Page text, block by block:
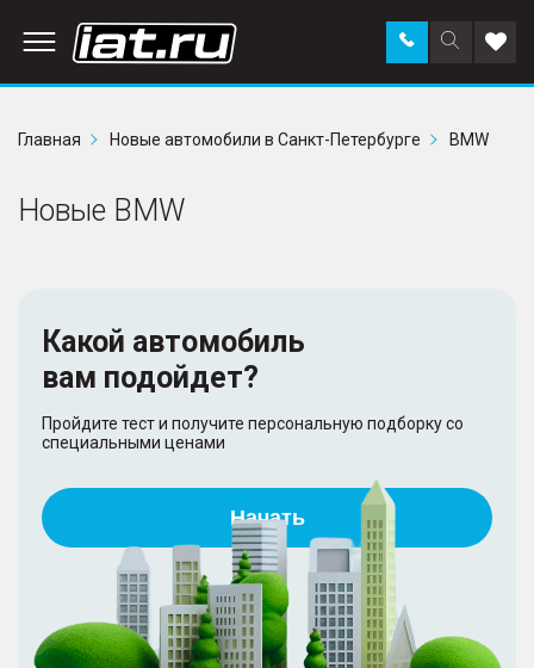
Поиск
по
Заказать
звонок в
Главная
Новые автомобили в Санкт-Петербурге BMW
Новые BMW
Какой автомобиль
вам подойдет?
Пройдите тест и получите персональную подборку со
специальными ценами
Начать